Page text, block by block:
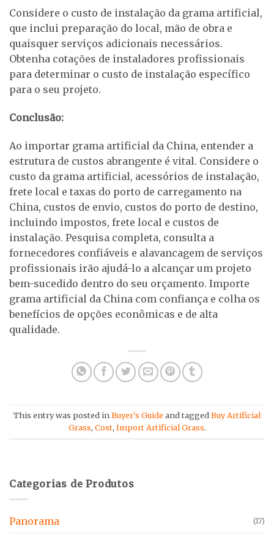
Considere o custo de instalação da grama artificial,
que inclui preparação do local, mão de obra e
quaisquer serviços adicionais necessários.
Obtenha cotações de instaladores profissionais
para determinar o custo de instalação específico
para o seu projeto.
Conclusão:
Ao importar grama artificial da China, entender a
estrutura de custos abrangente é vital. Considere o
custo da grama artificial, acessórios de instalação,
frete local e taxas do porto de carregamento na
China, custos de envio, custos do porto de destino,
incluindo impostos, frete local e custos de
instalação. Pesquisa completa, consulta a
fornecedores confiáveis e alavancagem de serviços
profissionais irão ajudá-lo a alcançar um projeto
bem-sucedido dentro do seu orçamento. Importe
grama artificial da China com confiança e colha os
benefícios de opções econômicas e de alta
qualidade.
This entry was posted inBuyer's Guideand taggedBuy Artificial
Grass, Cost, Import Artificial Grass.
Categorias de Produtos
Panorama (17)